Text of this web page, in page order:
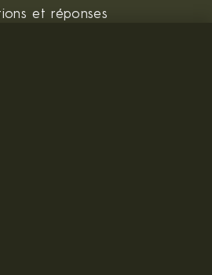
et réponses